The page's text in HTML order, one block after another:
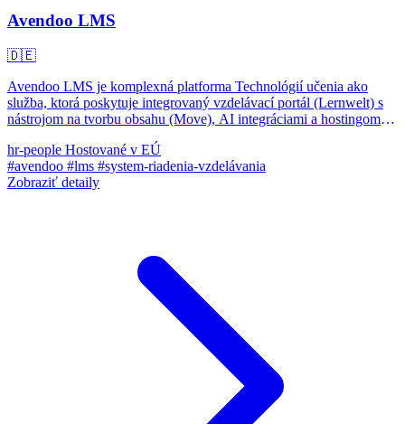
Avendoo LMS
🇩🇪
Avendoo LMS je komplexná platforma Technológií učenia ako
služba, ktorá poskytuje integrovaný vzdelávací portál (Lernwelt) s
nástrojom na tvorbu obsahu (Move), AI integráciami a hostingom
hr-people Hostované v EÚ
#avendoo #lms #system-riadenia-vzdelávania
Zobraziť detaily